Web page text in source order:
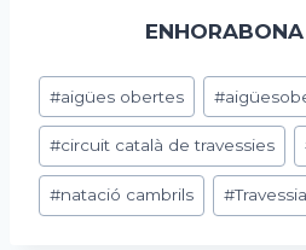
Etiquetes
d'entrada
#aigües obertes #
#circuit català de travessies
#natació cambrils #